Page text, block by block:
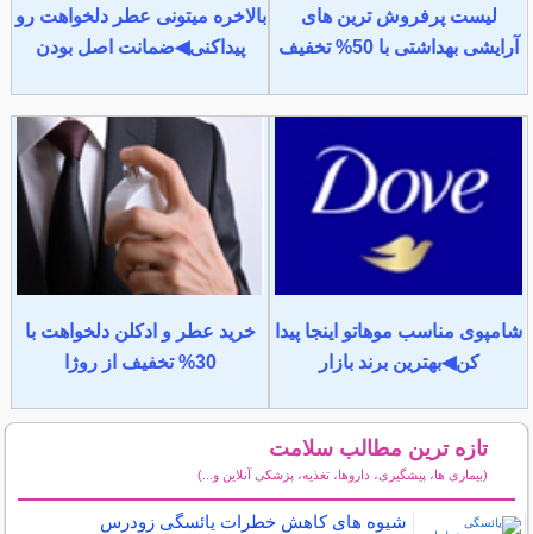
لیست پرفروش ترین های
آرایشی بهداشتی با 50% تخفیف
بالاخره میتونی عطر دلخواهت رو
پیداکنی◀ضمانت اصل بودن
شامپوی مناسب موهاتو اینجا پیدا
کن◀بهترین برند بازار
خرید عطر و ادکلن دلخواهت با
30% تخفیف از روژا
تازه ترین مطالب سلامت
(بیماری ها، پیشگیری، داروها، تغذیه، پزشکی آنلاین و...)
شیوه های کاهش خطرات یائسگی زودرس